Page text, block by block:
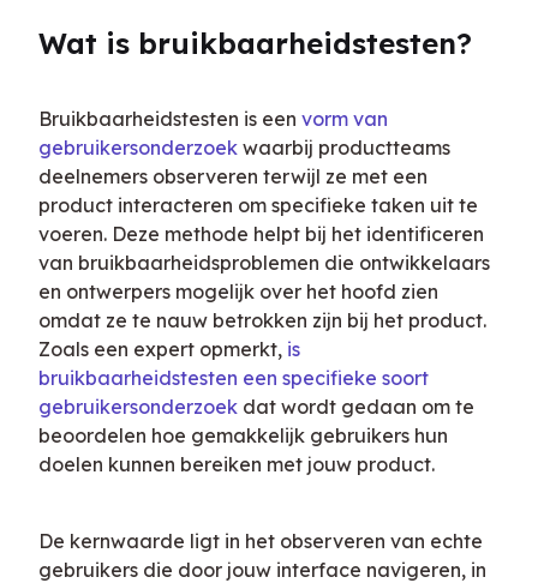
Wat is bruikbaarheidstesten?
Bruikbaarheidstesten is een vorm van
gebruikersonderzoek waarbij productteams
deelnemers observeren terwijl ze met een
product interacteren om specifieke taken uit te
voeren. Deze methode helpt bij het identificeren
van bruikbaarheidsproblemen die ontwikkelaars
en ontwerpers mogelijk over het hoofd zien
omdat ze te nauw betrokken zijn bij het product.
Zoals een expert opmerkt, is
bruikbaarheidstesten een specifieke soort
gebruikersonderzoek dat wordt gedaan om te
beoordelen hoe gemakkelijk gebruikers hun
doelen kunnen bereiken met jouw product.
De kernwaarde ligt in het observeren van echte
gebruikers die door jouw interface navigeren, in